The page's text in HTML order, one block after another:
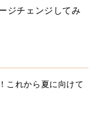
ジチェンジしてみ
これから夏に向けて